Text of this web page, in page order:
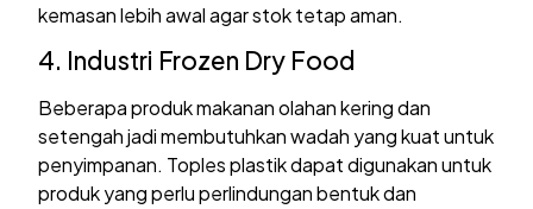
kemasan lebih awal agar stok tetap aman.
4. Industri Frozen Dry Food
Beberapa produk makanan olahan kering dan
setengah jadi membutuhkan wadah yang kuat untuk
penyimpanan. Toples plastik dapat digunakan untuk
produk yang perlu perlindungan bentuk dan